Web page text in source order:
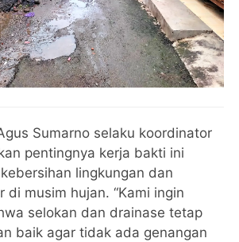
Sumarno selaku koordinator
pentingnya kerja bakti ini
lingkungan dan
di musim hujan. “Kami ingin
selokan dan drainase tetap
baik agar tidak ada genangan